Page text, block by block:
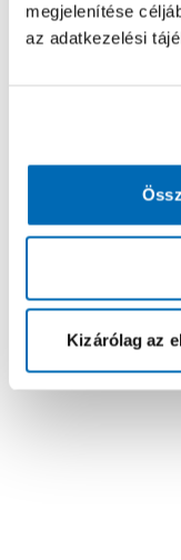
megjelenítése
az adatkezelési
Kizárólag az